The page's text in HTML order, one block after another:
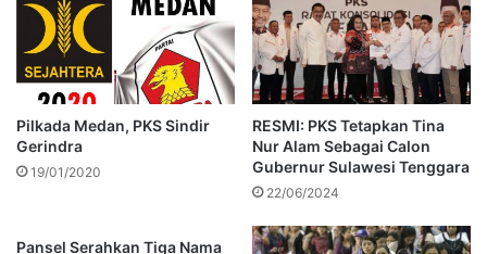
Pilkada Medan, PKS Sindir
Gerindra
19/01/2020
RESMI: PKS Tetapkan Tina
Nur Alam Sebagai Calon
Gubernur Sulawesi Tenggara
22/06/2024
Pansel Serahkan Tiga Nama